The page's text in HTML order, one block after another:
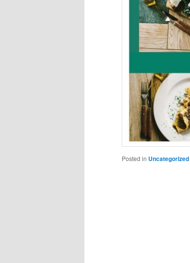
Posted in Uncategorized